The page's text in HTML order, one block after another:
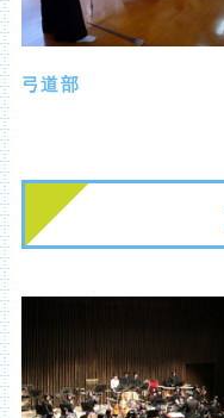
弓道部